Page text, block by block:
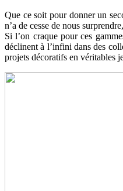
Que ce soit pour donner un
n’a de cesse de nous
Si l’on craque pour ces
déclinent à l’infini dans des
projets décoratifs en véritables